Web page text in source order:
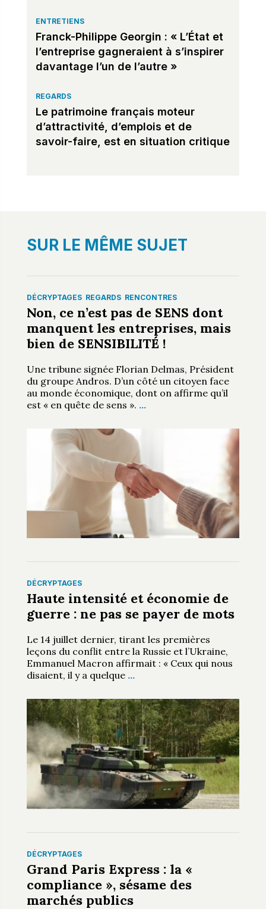
ENTRETIENS
Franck-Philippe Georgin : « L’État et
l’entreprise gagneraient à s’inspirer
davantage l’un de l’autre »
REGARDS
Le patrimoine français moteur
d’attractivité, d’emplois et de
savoir-faire, est en situation critique
SUR LE MÊME SUJET
DÉCRYPTAGES REGARDS RENCONTRES
Non, ce n’est pas de SENS dont
manquent les entreprises, mais
bien de SENSIBILITÉ !
Une tribune signée Florian Delmas, Président
du groupe Andros. D’un côté un citoyen face
au monde économique, dont on affirme qu’il
est « en quête de sens ». …
DÉCRYPTAGES
Haute intensité et économie de
guerre : ne pas se payer de mots
Le 14 juillet dernier, tirant les premières
leçons du conflit entre la Russie et l’Ukraine,
Emmanuel Macron affirmait : « Ceux qui nous
disaient, il y a quelque …
DÉCRYPTAGES
Grand Paris Express : la «
compliance », sésame des
marchés publics